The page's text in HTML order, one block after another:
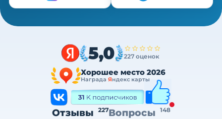
5,0 227 оценок
Хорошее место 2026
Награда Яндекс карты
Отзывы 227Вопросы 148